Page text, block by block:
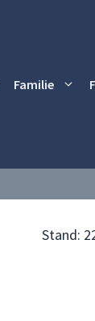
Familie
Stand: